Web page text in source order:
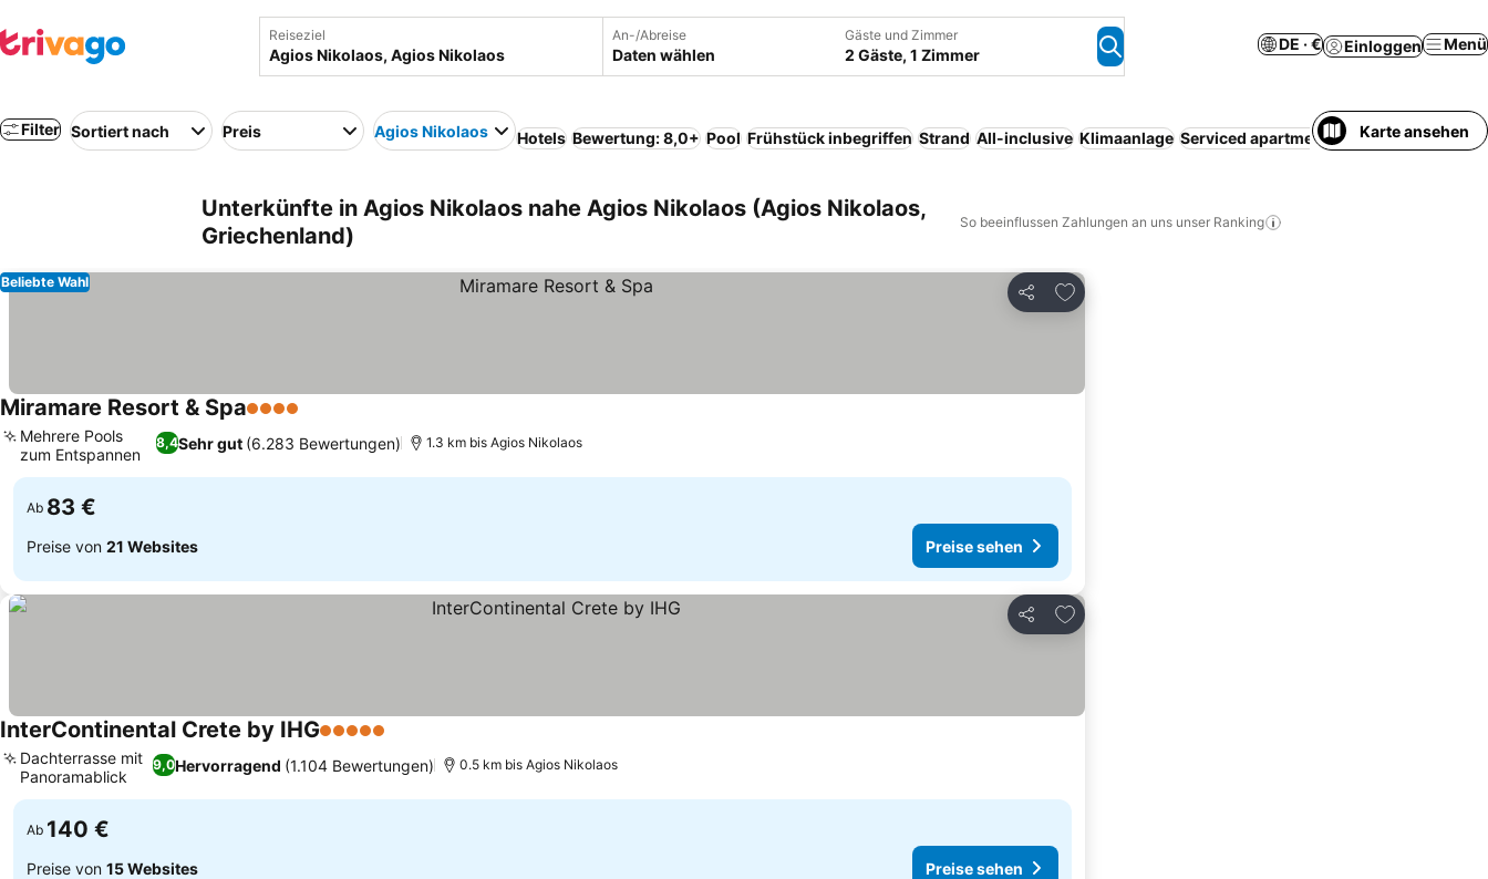
Reiseziel An-/Abreise
Daten wählen
Gäste und Zimmer
2 Gäste, 1 Zimmer
DE · € Einloggen Menü
Filter Sortiert nach Preis Agios Nikolaos Hotels Bewertung: 8,0+ Pool Frühstück inbegriffen Strand All-inclusive Klimaanlage Serviced apartment Parkplatz Resort
Karte ansehen
Unterkünfte in Agios Nikolaos nahe Agios Nikolaos (Agios Nikolaos,
Griechenland)
So beeinflussen Zahlungen an uns unser Ranking
Teilen
Zu Favoriten hinzufügen
Beliebte Wahl
Miramare Resort & Spa4 Sterne
8,4Sehr gut (6.283 Bewertungen)
Mehrere Pools
zum Entspannen
1.3 km bis Agios Nikolaos
Ab 83 €
Preise von 21 Websites Preise sehen
Teilen
Zu Favoriten hinzufügen
InterContinental Crete by IHG5 Sterne
9,0Hervorragend (1.104 Bewertungen)
Dachterrasse mit
Panoramablick
0.5 km bis Agios Nikolaos
Ab 140 €
Preise von 15 Websites Preise sehen